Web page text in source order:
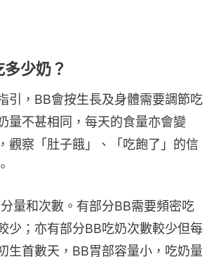
少奶？
引，BB會按生長及身體需要調節吃
量不甚相同，每天的食量亦會變
觀察「肚子餓」、「吃飽了」的信
量和次數。有部分BB需要頻密吃
少；亦有部分BB吃奶次數較少但每
生首數天，BB胃部容量小，吃奶量